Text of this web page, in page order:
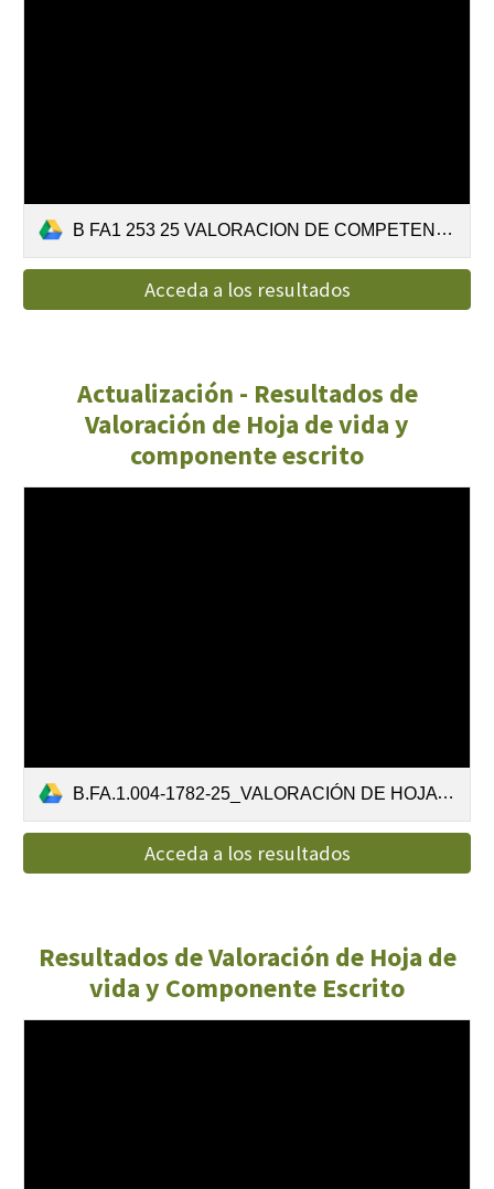
B FA1 253 25 VALORACION DE COMPETENCIA ORAL.pdf
Acceda a los resultados
Actualización - Resultados de
Valoración de Hoja de vida y
componente escrito
B.FA.1.004-1782-25_VALORACIÓN DE HOJA DE VIDA-2.pdf
Acceda a los resultados
Resultados de Valoración de Hoja de
vida y Componente Escrito